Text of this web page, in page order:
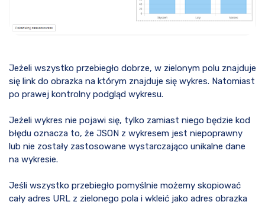
Jeżeli wszystko przebiegło dobrze, w zielonym polu znajduje
się link do obrazka na którym znajduje się wykres. Natomiast
po prawej kontrolny podgląd wykresu.
Jeżeli wykres nie pojawi się, tylko zamiast niego będzie kod
błędu oznacza to, że JSON z wykresem jest niepoprawny
lub nie zostały zastosowane wystarczająco unikalne dane
na wykresie.
Jeśli wszystko przebiegło pomyślnie możemy skopiować
cały adres URL z zielonego pola i wkleić jako adres obrazka